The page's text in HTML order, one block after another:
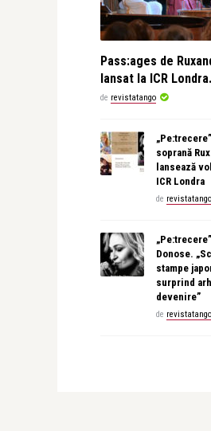
Pass:ages de
lansat la ICR
de revistatango
soprană
lansează
ICR Londra
de revistatango
Donose.
stampe
surprind
devenire”
de revistatango